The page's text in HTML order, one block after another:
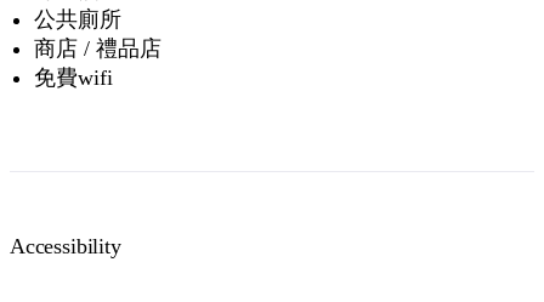
公共廁所
商店 / 禮品店
免費wifi
Accessibility